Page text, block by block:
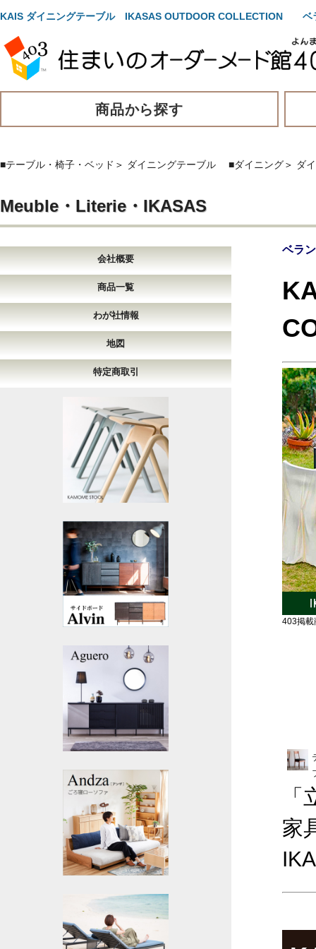
KAIS ダイニングテーブル IKASAS OUTDOOR COLLECTION ベ
商品から探す
■テーブル・椅子・ベッド ＞ ダイニングテーブル ■ダイニング＞ ダ
Meuble・Literie・IKASAS
会社概要
商品一覧
わが社情報
地図
特定商取引
ベラ
403掲載
家